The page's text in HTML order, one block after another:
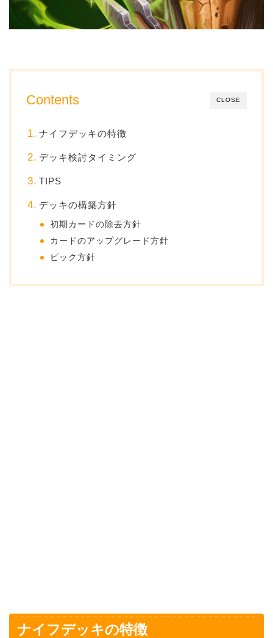
CLOSE
Contents
ナイフデッキの特徴
デッキ検討タイミング
TIPS
デッキの構築方針
初期カードの除去方針
カードのアップグレード方針
ピック方針
ナイフデッキの特徴